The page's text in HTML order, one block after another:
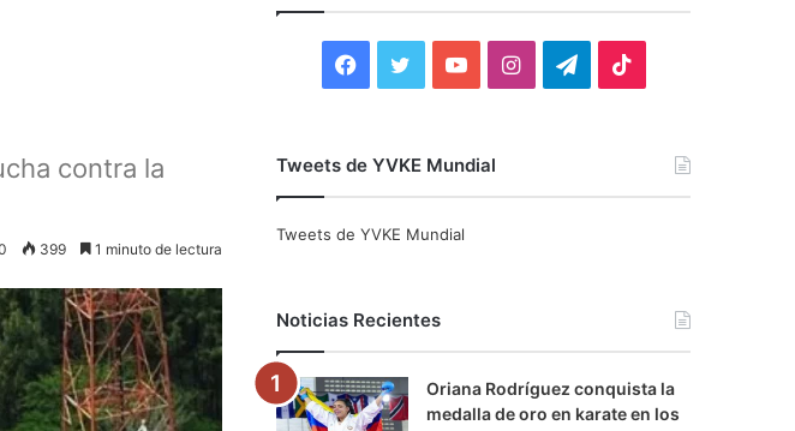
contra la
399 1 minuto de lectura
F
c
o
k
i
r
Y
u
e
I
r
a
T
a
m
Tweets de YVKE Mundial
Tweets de YVKE Mundial
Noticias Recientes
Oriana Rodríguez conquista la
medalla de oro en karate en los